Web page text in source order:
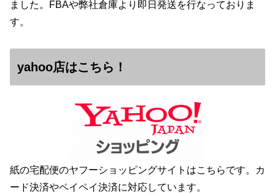
ました。FBAや弊社倉庫より即日発送を行なっておりま
す。
yahoo店はこちら！
紙の宅配便のヤフーショッピングサイトはこちらです。カ
ード決済やペイペイ決済に対応しています。